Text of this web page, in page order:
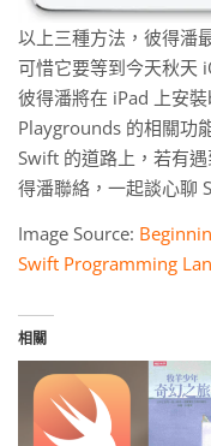
以上三種方法，彼得潘
可惜它要等到今天秋天
彼得潘將在 iPad 上安
Playgrounds 的相關功
Swift 的道路上，若有
得潘聯絡，一起談心聊
Image Source:
Swift Programming
相關